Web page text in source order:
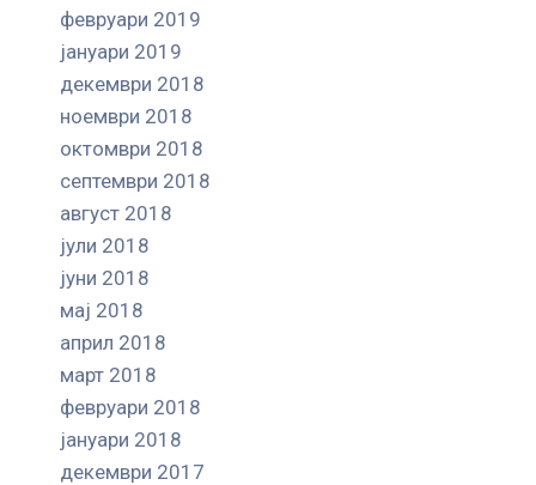
февруари 2019
јануари 2019
декември 2018
ноември 2018
октомври 2018
септември 2018
август 2018
јули 2018
јуни 2018
мај 2018
април 2018
март 2018
февруари 2018
јануари 2018
декември 2017